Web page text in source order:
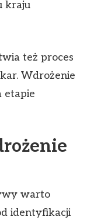
kraju
też proces
Wdrożenie
etapie
warto
identyfikacji